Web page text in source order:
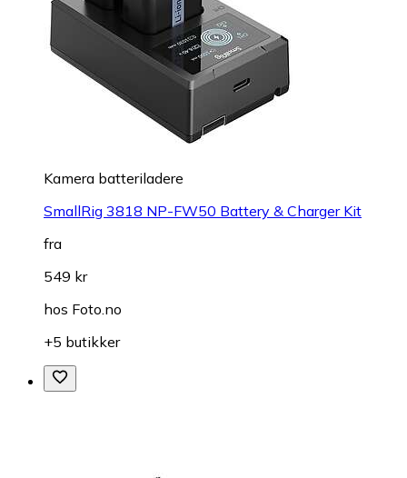
Kamera batteriladere
SmallRig 3818 NP-FW50 Battery & Charger Kit
fra
549 kr
hos Foto.no
+5 butikker